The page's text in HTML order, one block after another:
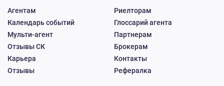
Агентам
Риелторам
Календарь событий
Глоссарий агента
Мульти-агент
Партнерам
Отзывы СК
Брокерам
Карьера
Контакты
Отзывы
Рефералка